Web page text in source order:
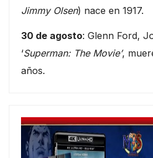
Jimmy Olsen) nace en 1917.
30 de agosto: Glenn Ford,
‘Superman: The Movie’,
años.